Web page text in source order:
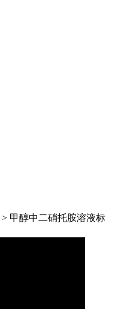
> 甲醇中二硝托胺溶液标